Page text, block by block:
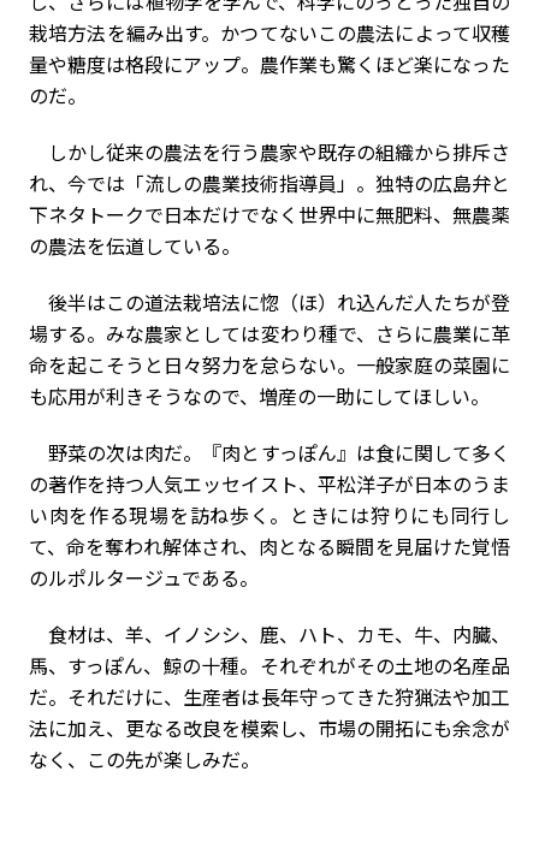
栽培方法を編み出す。かつてないこの農法によって収穫
量や糖度は格段にアップ。農作業も驚くほど楽になった
のだ。
しかし従来の農法を行う農家や既存の組織から排斥さ
れ、今では「流しの農業技術指導員」。独特の広島弁と
下ネタトークで日本だけでなく世界中に無肥料、無農薬
の農法を伝道している。
後半はこの道法栽培法に惚（ほ）れ込んだ人たちが登
場する。みな農家としては変わり種で、さらに農業に革
命を起こそうと日々努力を怠らない。一般家庭の菜園に
も応用が利きそうなので、増産の一助にしてほしい。
野菜の次は肉だ。『肉とすっぽん』は食に関して多く
の著作を持つ人気エッセイスト、平松洋子が日本のうま
い肉を作る現場を訪ね歩く。ときには狩りにも同行し
て、命を奪われ解体され、肉となる瞬間を見届けた覚悟
のルポルタージュである。
食材は、羊、イノシシ、鹿、ハト、カモ、牛、内臓、
馬、すっぽん、鯨の十種。それぞれがその土地の名産品
だ。それだけに、生産者は長年守ってきた狩猟法や加工
法に加え、更なる改良を模索し、市場の開拓にも余念が
なく、この先が楽しみだ。